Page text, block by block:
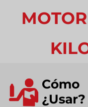
Cómo
¿Usar?